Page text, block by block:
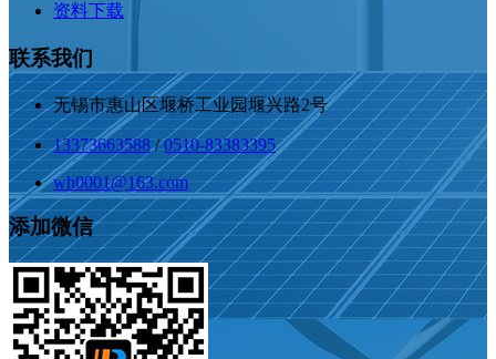
资料下载
联系我们
无锡市惠山区堰桥工业园堰兴路2号
13373663588/0510-83383395
wh0001@163.com
添加微信